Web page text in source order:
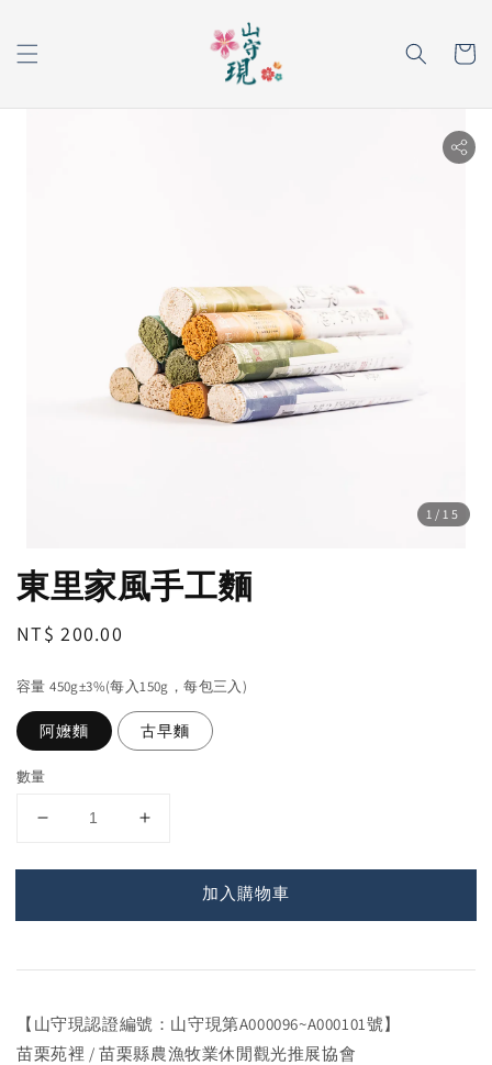
1 /15
東里家風手工麵
Regular
NT$ 200.00
容量 450g±3%(每入150g，每包三入)
阿嬤麵 古早麵
數量
加入購物車
【山守現認證編號：山守現第A000096~A000101號】
苗栗苑裡 / 苗栗縣農漁牧業休閒觀光推展協會